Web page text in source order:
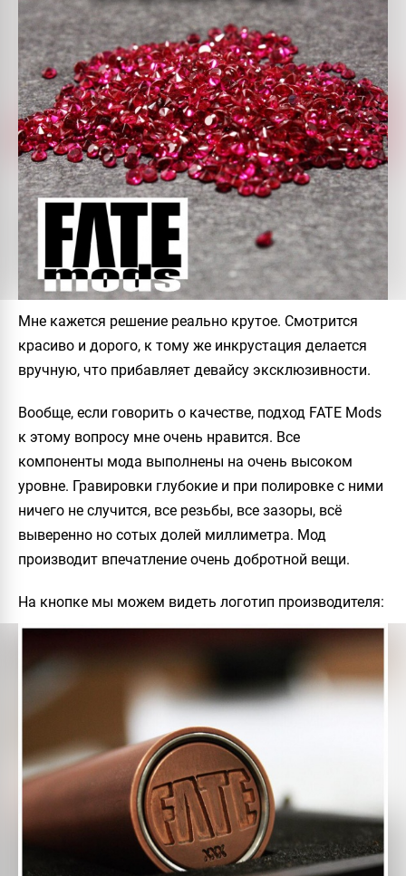
Мне кажется решение реально крутое. Смотрится
красиво и дорого, к тому же инкрустация делается
вручную, что прибавляет девайсу эксклюзивности.
Вообще, если говорить о качестве, подход FATE Mods
к этому вопросу мне очень нравится. Все
компоненты мода выполнены на очень высоком
уровне. Гравировки глубокие и при полировке с ними
ничего не случится, все резьбы, все зазоры, всё
выверенно но сотых долей миллиметра. Мод
производит впечатление очень добротной вещи.
На кнопке мы можем видеть логотип производителя: